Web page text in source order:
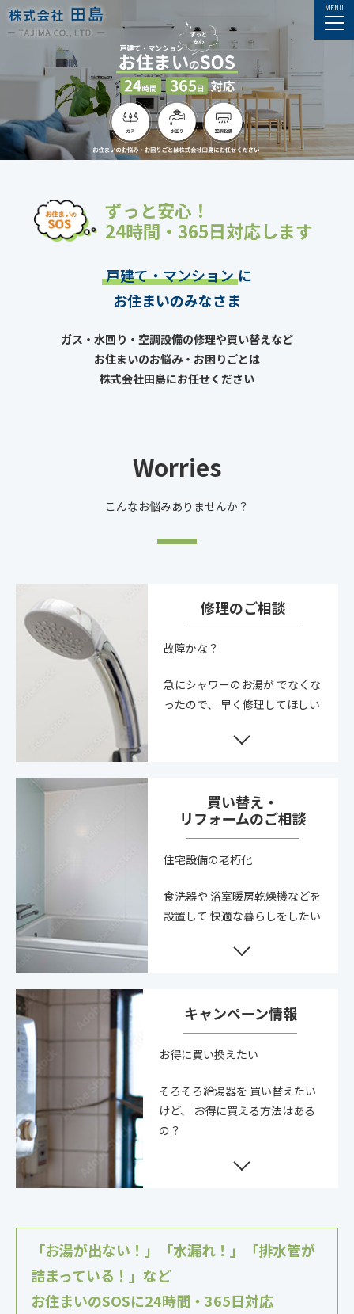
ずっと安心！
24時間・365日対応します
戸建て・マンション に
お住まいのみなさま
ガス・水回り・空調設備の修理や買い替えなど
お住まいのお悩み・お困りごとは
株式会社田島にお任せください
Worries
こんなお悩みありませんか？
修理のご相談
故障かな？
急にシャワーのお湯が でなくな
ったので、 早く修理してほしい
買い替え・
リフォームのご相談
住宅設備の老朽化
食洗器や 浴室暖房乾燥機などを
設置して 快適な暮らしをしたい
キャンペーン情報
お得に買い換えたい
そろそろ給湯器を 買い替えたい
けど、
お得に買える方法はある
の？
「お湯が出ない！」「水漏れ！」「排水管が
詰まっている！」など
お住まいのSOSに24時間・365日対応